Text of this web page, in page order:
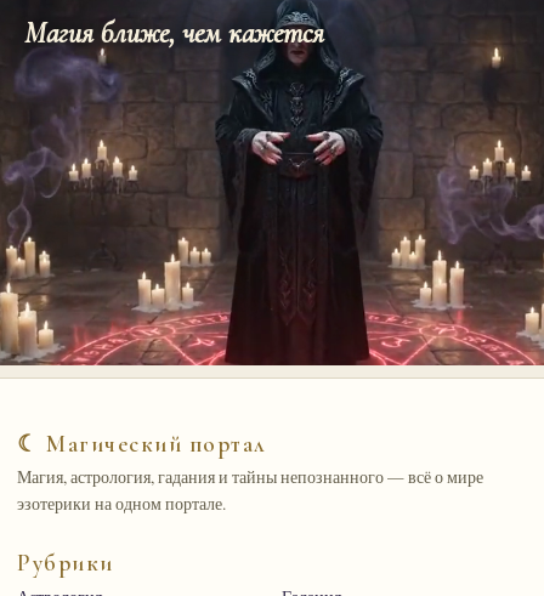
Магия ближе, чем кажется
☾ Магический портал
Магия, астрология, гадания и тайны непознанного — всё о мире
эзотерики на одном портале.
Рубрики